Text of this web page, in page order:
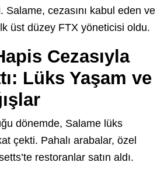
Salame, cezasını kabul eden ve
üst düzey FTX yöneticisi oldu.
Cezasıyla
Lüks Yaşam ve
dönemde, Salame lüks
çekti. Pahalı arabalar, özel
restoranlar satın aldı.